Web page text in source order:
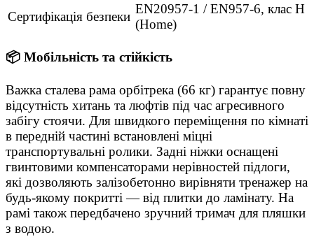
Сертифікація безпеки
EN20957-1 / EN957-6, клас H
(Home)
📦 Мобільність та стійкість
Важка сталева рама орбітрека (66 кг) гарантує повну
відсутність хитань та люфтів під час агресивного
забігу стоячи. Для швидкого переміщення по кімнаті
в передній частині встановлені міцні
транспортувальні ролики. Задні ніжки оснащені
гвинтовими компенсаторами нерівностей підлоги,
які дозволяють залізобетонно вирівняти тренажер на
будь-якому покритті — від плитки до ламінату. На
рамі також передбачено зручний тримач для пляшки
з водою.